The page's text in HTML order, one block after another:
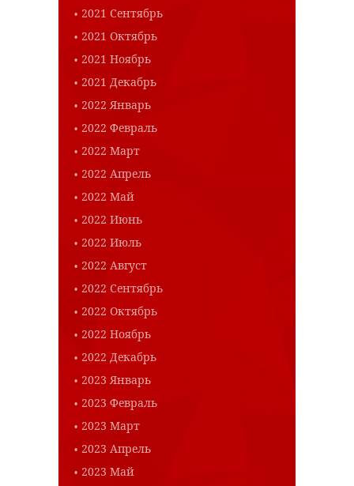
2021 Сентябрь
2021 Октябрь
2021 Ноябрь
2021 Декабрь
2022 Январь
2022 Февраль
2022 Март
2022 Апрель
2022 Май
2022 Июнь
2022 Июль
2022 Август
2022 Сентябрь
2022 Октябрь
2022 Ноябрь
2022 Декабрь
2023 Январь
2023 Февраль
2023 Март
2023 Апрель
2023 Май